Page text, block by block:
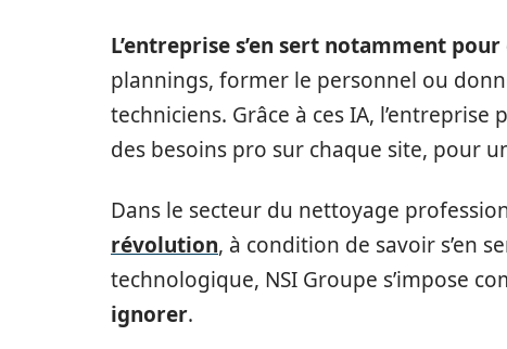
L’entreprise s’en sert notamment
plannings, former le personnel ou
techniciens. Grâce à ces IA,
des besoins pro sur chaque site, pour
Dans le secteur du nettoyage
révolution, à condition de savoir s’en
technologique, NSI Groupe s’impose
ignorer.